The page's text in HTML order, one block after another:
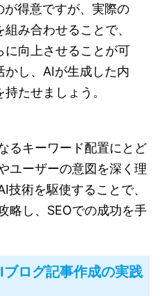
得意ですが、実際の
み合わせることで、
に向上させることが可
し、AIが生成した内
たせましょう。
るキーワード配置にとど
ユーザーの意図を深く理
術を駆使することで、
略し、SEOでの成功を手
ログ記事作成の実践